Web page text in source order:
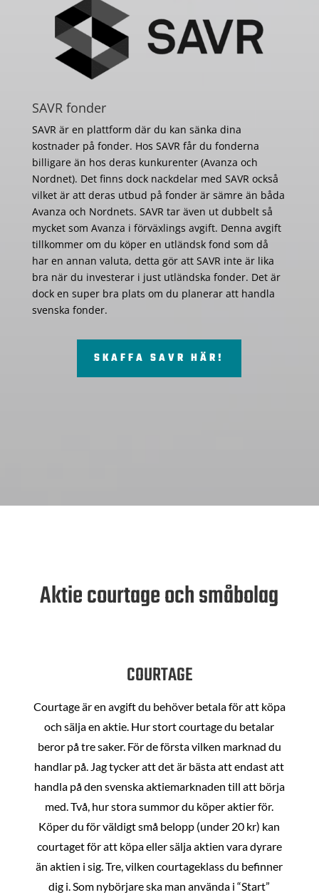
SAVR fonder
SAVR är en plattform där du kan sänka dina
kostnader på fonder. Hos SAVR får du fonderna
billigare än hos deras kunkurenter (Avanza och
Nordnet). Det finns dock nackdelar med SAVR också
vilket är att deras utbud på fonder är sämre än båda
Avanza och Nordnets. SAVR tar även ut dubbelt så
mycket som Avanza i förväxlings avgift. Denna avgift
tillkommer om du köper en utländsk fond som då
har en annan valuta, detta gör att SAVR inte är lika
bra när du investerar i just utländska fonder. Det är
dock en super bra plats om du planerar att handla
svenska fonder.
SKAFFA SAVR HÄR!
Aktie courtage och småbolag
COURTAGE
Courtage är en avgift du behöver betala för att köpa
och sälja en aktie. Hur stort courtage du betalar
beror på tre saker. För de första vilken marknad du
handlar på. Jag tycker att det är bästa att endast att
handla på den svenska aktiemarknaden till att börja
med. Två, hur stora summor du köper aktier för.
Köper du för väldigt små belopp (under 20 kr) kan
courtaget för att köpa eller sälja aktien vara dyrare
än aktien i sig. Tre, vilken courtageklass du befinner
dig i. Som nybörjare ska man använda i “Start”